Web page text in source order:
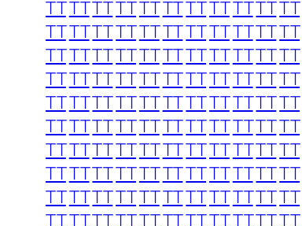
TTTTTTTTTTTTTTTTTTTTTT
TTTTTTTTTTTTTTTTTTTTTT
TTTTTTTTTTTTTTTTTTTTTT
TTTTTTTTTTTTTTTTTTTTTT
TTTTTTTTTTTTTTTTTTTTTT
TTTTTTTTTTTTTTTTTTTTTT
TTTTTTTTTTTTTTTTTTTTTT
TTTTTTTTTTTTTTTTTTTTTT
TTTTTTTTTTTTTTTTTTTTTT
TTTTTTTTTTTTTTTTTTTTTT